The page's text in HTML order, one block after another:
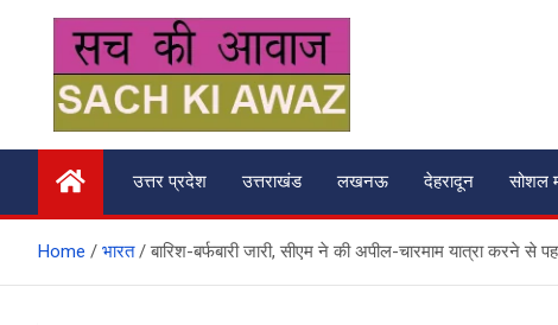
content
सच की आवाज
उत्तर प्रदेश उत्तराखंड लखनऊ देहरादून सोशल
Home भारत बारिश-बर्फबारी जारी, सीएम ने की अपील-चारमाम यात्रा करने